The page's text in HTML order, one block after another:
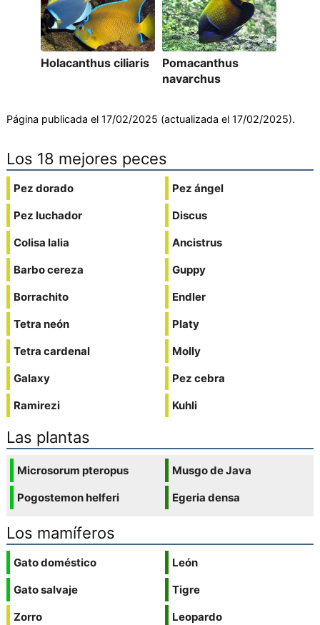
Holacanthus ciliaris
Pomacanthus
navarchus
Página publicada el 17/02/2025 (actualizada el 17/02/2025).
Los 18 mejores peces
Pez dorado
Pez luchador
Colisa lalia
Barbo cereza
Borrachito
Tetra neón
Tetra cardenal
Galaxy
Ramirezi
Pez ángel
Discus
Ancistrus
Guppy
Endler
Platy
Molly
Pez cebra
Kuhli
Las plantas
Microsorum pteropus
Pogostemon helferi
Musgo de Java
Egeria densa
Los mamíferos
Gato doméstico
Gato salvaje
Zorro
León
Tigre
Leopardo